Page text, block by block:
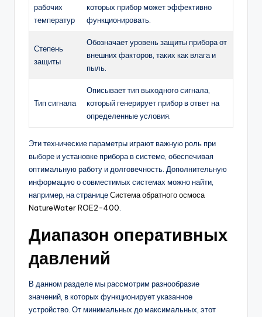
рабочих
температур
которых прибор может эффективно
функционировать.
Степень
защиты
Обозначает уровень защиты прибора от
внешних факторов, таких как влага и
пыль.
Тип сигнала
Описывает тип выходного сигнала,
который генерирует прибор в ответ на
определенные условия.
Эти технические параметры играют важную роль при
выборе и установке прибора в системе, обеспечивая
оптимальную работу и долговечность. Дополнительную
информацию о совместимых системах можно найти,
например, на страницеСистема обратного осмоса
NatureWater ROE2-400.
Диапазон оперативных
давлений
В данном разделе мы рассмотрим разнообразие
значений, в которых функционирует указанное
устройство. От минимальных до максимальных, этот